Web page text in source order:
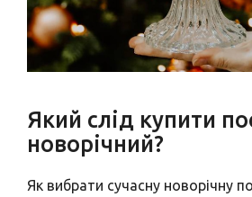
Який слід купити
новорічний?
Як вибрати сучасну новорічну